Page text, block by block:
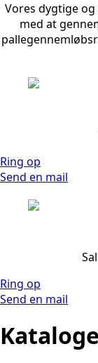
Vores dygtige
med at
Ring op
Send en mail
Ring op
Send en mail